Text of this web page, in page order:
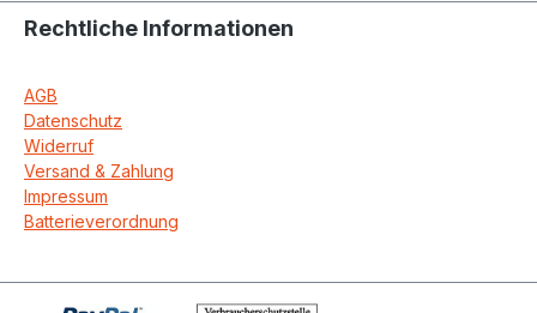
Rechtliche Informationen
AGB
Datenschutz
Widerruf
Versand & Zahlung
Impressum
Batterieverordnung